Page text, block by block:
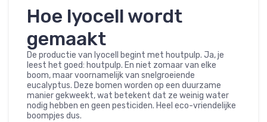
Hoe lyocell wordt
gemaakt
De productie van lyocell begint met houtpulp. Ja, je
leest het goed: houtpulp. En niet zomaar van elke
boom, maar voornamelijk van snelgroeiende
eucalyptus. Deze bomen worden op een duurzame
manier gekweekt, wat betekent dat ze weinig water
nodig hebben en geen pesticiden. Heel eco-vriendelijke
boompjes dus.